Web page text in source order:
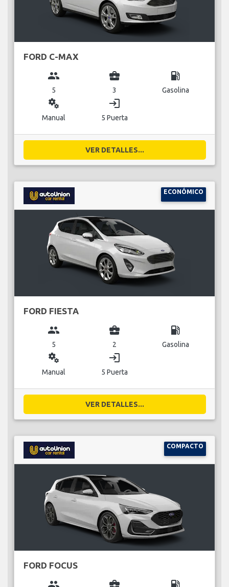
FORD C-MAX
group
5
business_center
3
local_gas_station
Gasolina
miscellaneous_services
Manual
login
5 Puerta
VER DETALLES...
ECONÓMICO
FORD FIESTA
group
5
business_center
2
local_gas_station
Gasolina
miscellaneous_services
Manual
login
5 Puerta
VER DETALLES...
COMPACTO
FORD FOCUS
group business_center local_gas_station